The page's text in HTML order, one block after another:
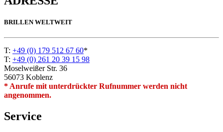
BRILLEN WELTWEIT
T: +49 (0) 179 512 67 60*
T: +49 (0) 261 20 39 15 98
Moselweißer Str. 36
56073 Koblenz
* Anrufe mit unterdrückter Rufnummer werden nicht
angenommen.
Service